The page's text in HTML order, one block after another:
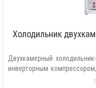
Холодильник
Двухкамерный
инверторным